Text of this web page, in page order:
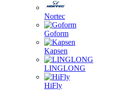
Nortec
Goform
Kapsen
LINGLONG
HiFly